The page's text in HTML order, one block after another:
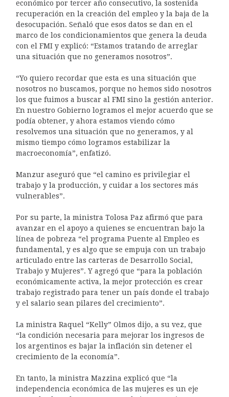
económico por tercer año consecutivo, la sostenida
recuperación en la creación del empleo y la baja de la
desocupación. Señaló que esos datos se dan en el
marco de los condicionamientos que genera la deuda
con el FMI y explicó: “Estamos tratando de arreglar
una situación que no generamos nosotros”.
“Yo quiero recordar que esta es una situación que
nosotros no buscamos, porque no hemos sido nosotros
los que fuimos a buscar al FMI sino la gestión anterior.
En nuestro Gobierno logramos el mejor acuerdo que se
podía obtener, y ahora estamos viendo cómo
resolvemos una situación que no generamos, y al
mismo tiempo cómo logramos estabilizar la
macroeconomía”, enfatizó.
Manzur aseguró que “el camino es privilegiar el
trabajo y la producción, y cuidar a los sectores más
vulnerables”.
Por su parte, la ministra Tolosa Paz afirmó que para
avanzar en el apoyo a quienes se encuentran bajo la
línea de pobreza “el programa Puente al Empleo es
fundamental, y es algo que se empuja con un trabajo
articulado entre las carteras de Desarrollo Social,
Trabajo y Mujeres”. Y agregó que “para la población
económicamente activa, la mejor protección es crear
trabajo registrado para tener un país donde el trabajo
y el salario sean pilares del crecimiento”.
La ministra Raquel “Kelly” Olmos dijo, a su vez, que
“la condición necesaria para mejorar los ingresos de
los argentinos es bajar la inflación sin detener el
crecimiento de la economía”.
En tanto, la ministra Mazzina explicó que “la
independencia económica de las mujeres es un eje